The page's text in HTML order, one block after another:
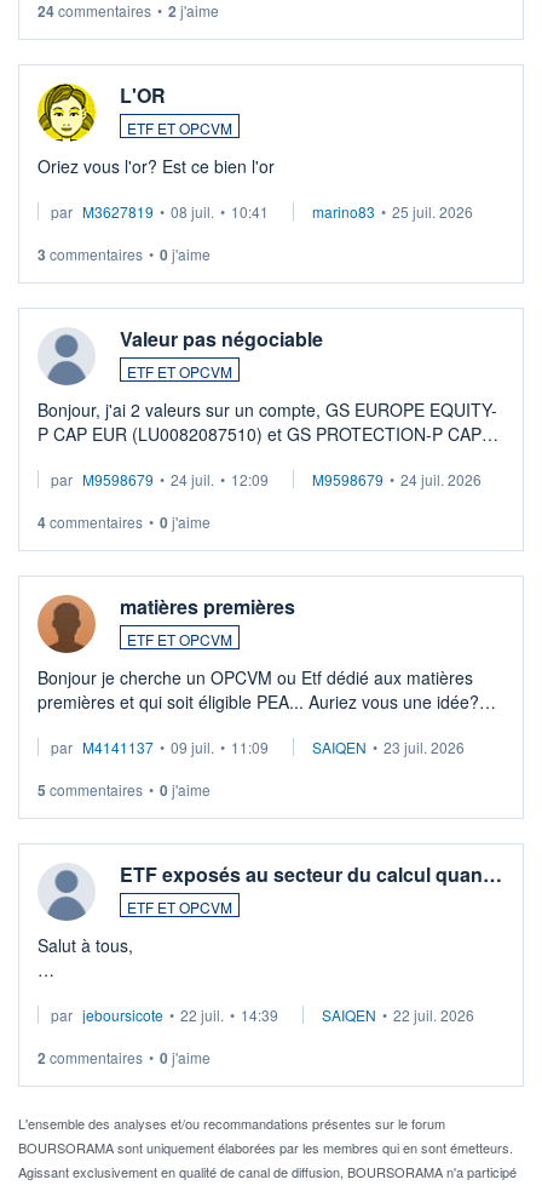
24commentaires • 2 j'aime
L'OR
ETF ET OPCVM
Oriez vous l'or? Est ce bien l'or
par M3627819 • 08 juil. • 10:41 marino83 • 25 juil. 2026
3 commentaires • 0j'aime
Valeur pas négociable
ETF ET OPCVM
Bonjour, j'ai 2 valeurs sur un compte, GS EUROPE EQUITY-
P CAP EUR (LU0082087510) et GS PROTECTION-P CAP
veux procéder à la vente, on me signale ...
par M9598679 • 24 juil. • 12:09 M9598679 • 24 juil. 2026
4commentaires • 0j'aime
matières premières
ETF ET OPCVM
Bonjour je cherche un OPCVM ou Etf dédié aux matières
premières et qui soit éligible PEA... Auriez vous une idée?
par M4141137 • 09 juil. • 11:09 SAIQEN • 23 juil. 2026
5 commentaires • 0j'aime
ETF exposés au secteur du calcul quan…
ETF ET OPCVM
Salut à tous,
via un ETF plutôt que des actions individuelles.
Idéalement, je voudrais qu'il soit éligible au PEA.
Pour l' ...
par jeboursicote • 22 juil. • 14:39 SAIQEN • 22 juil. 2026
2 commentaires • 0j'aime
L'ensemble des analyses et/ou recommandations présentes sur le forum
BOURSORAMA sont uniquement élaborées par les membres qui en sont émetteurs.
Agissant exclusivement en qualité de canal de diffusion, BOURSORAMA n'a participé